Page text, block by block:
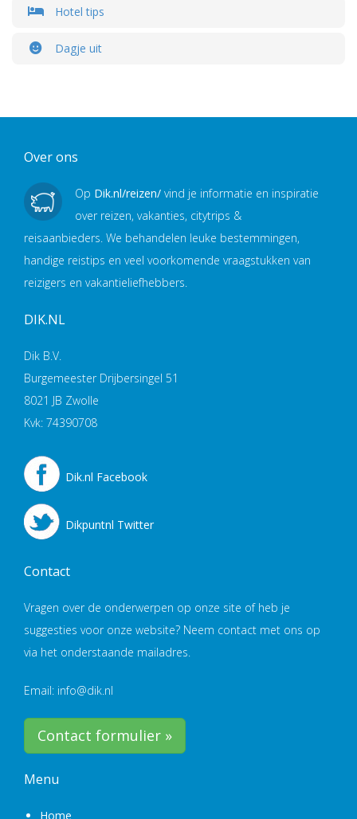
Hotel tips
Dagje uit
Over ons
Op Dik.nl/reizen/ vind je informatie en inspiratie
over reizen, vakanties, citytrips &
reisaanbieders. We behandelen leuke bestemmingen,
handige reistips en veel voorkomende vraagstukken van
reizigers en vakantieliefhebbers.
DIK.NL
Dik B.V.
Burgemeester Drijbersingel 51
8021 JB Zwolle
Kvk: 74390708
Dik.nl Facebook
Dikpuntnl Twitter
Contact
Vragen over de onderwerpen op onze site of heb je
suggesties voor onze website? Neem contact met ons op
via het onderstaande mailadres.
Email: info@dik.nl
Contact formulier »
Menu
Home